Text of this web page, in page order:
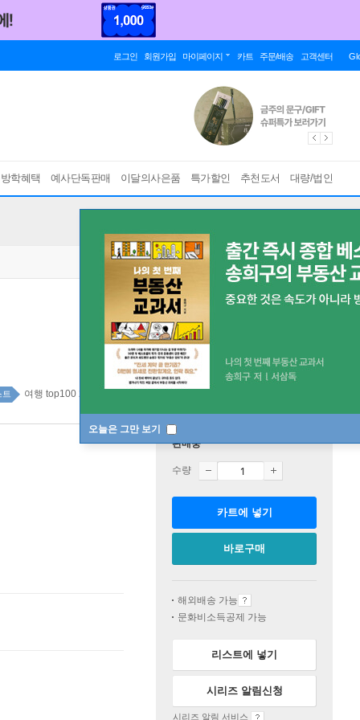
로그인 회원가입 마이페이지 카트 주문/배송 고객센터
학혜택 예사단독판매 이달의사은품 특가할인 추천도서 대량/법인
오늘은 그만 보기
트 여행 top100 2주
판매중
수량
카트에 넣기
바로구매
해외배송 가능
문화비소득공제 가능
리스트에 넣기
시리즈 알림신청
시리즈 알림 서비스